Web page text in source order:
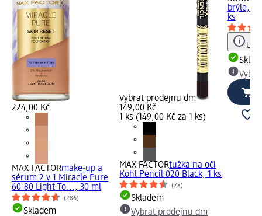
224,00 Kč
MAX FACTORmake-up a
sérum 2 v 1 Miracle Pure
60-80 Light To..., 30 ml
(286)
Skladem
Vybrat prodejnu dm
149,00 Kč
1 ks (149,00 Kč za 1 ks)
MAX FACTORtužka na oči
Kohl Pencil 020 Black, 1 ks
(78)
Skladem
Vybrat prodejnu dm
brýle,
ks